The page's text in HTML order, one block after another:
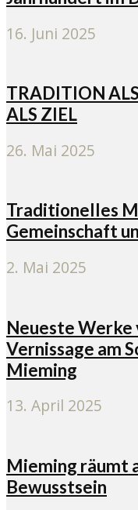
16. Juni 2025
TRADITION
ALS ZIEL
26. Mai 2025
Traditionelles
Gemeinschaft
2. Mai 2025
Neueste Werke
Vernissage am
Mieming
13. April 2025
Mieming räumt
Bewusstsein